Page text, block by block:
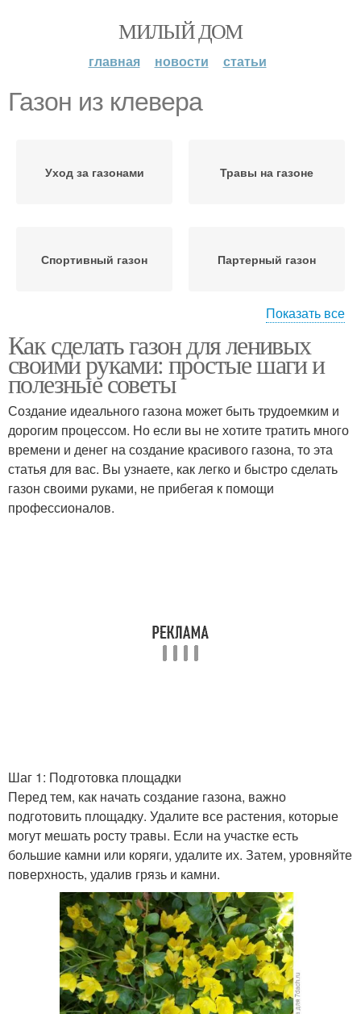
МИЛЫЙ ДОМ
главная новости статьи
Газон из клевера
Уход за газонами Травы на газоне
Спортивный газон Партерный газон
Садовый газон Проплешины на газоне
Пятна на газоне Болезни на газоне
Показать все
Как сделать газон для ленивых
своими руками: простые шаги и
полезные советы
Создание идеального газона может быть трудоемким и
дорогим процессом. Но если вы не хотите тратить много
времени и денег на создание красивого газона, то эта
статья для вас. Вы узнаете, как легко и быстро сделать
газон своими руками, не прибегая к помощи
профессионалов.
Шаг 1: Подготовка площадки
Перед тем, как начать создание газона, важно
подготовить площадку. Удалите все растения, которые
могут мешать росту травы. Если на участке есть
большие камни или коряги, удалите их. Затем, уровняйте
поверхность, удалив грязь и камни.